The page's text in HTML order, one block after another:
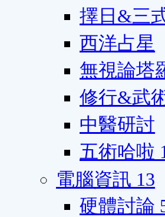
擇日&三
西洋占星
無視論塔
修行&武
中醫研討
五術哈啦
電腦資訊 13
硬體討論